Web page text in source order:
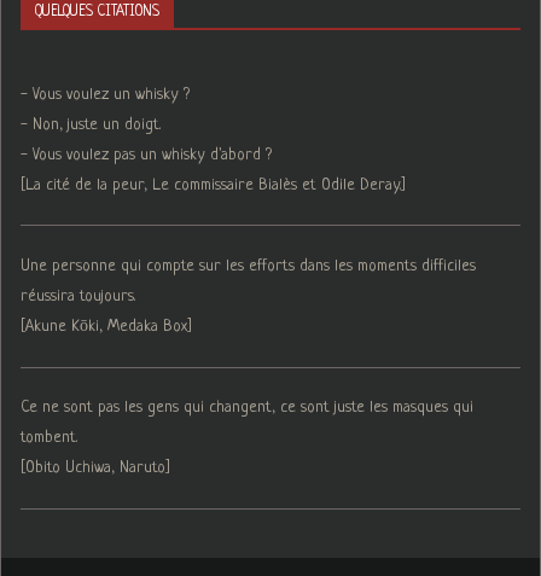
QUELQUES CITATIONS
- Vous voulez un whisky ?
- Non, juste un doigt.
- Vous voulez pas un whisky d'abord ?
[La cité de la peur, Le commissaire Bialès et Odile Deray.]
Une personne qui compte sur les efforts dans les moments difficiles
réussira toujours.
[Akune Kōki, Medaka Box]
Ce ne sont pas les gens qui changent, ce sont juste les masques qui
tombent.
[Obito Uchiwa, Naruto]